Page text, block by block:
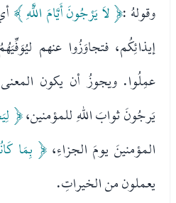
وقولهُ :﴿ لاَ يَرْجُونَ أَيَّامَ اللَّهِ ﴾
إيذائِكُم، فتجاوَزُوا عنهم
عمِلُوا. ويجوزُ أن يكون
يَرجُونَ ثوابَ اللهِ للمؤمنين،﴿
المؤمنينَ يومَ الجزاءِ، ﴿ بِمَا
يعملون من الخيراتِ.